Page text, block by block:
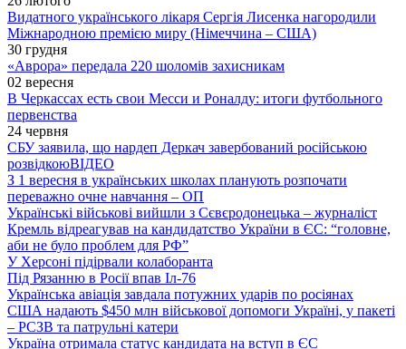
Видатного українського лікаря Сергія Лисенка нагородили
Міжнародною премією миру (Німеччина – США)
30 грудня
«Аврора» передала 220 шоломів захисникам
02 вересня
В Черкассах есть свои Месси и Роналду: итоги футбольного
первенства
24 червня
СБУ заявила, що нардеп Деркач завербований російською
розвідкоюВІДЕО
З 1 вересня в українських школах планують розпочати
переважно очне навчання – ОП
Українські військові вийшли з Сєвєродонецька – журналіст
Кремль відреагував на кандидатство України в ЄС: “головне,
аби не було проблем для РФ”
У Херсоні підірвали колаборанта
Під Рязанню в Росії впав Іл-76
Українська авіація завдала потужних ударів по росіянах
США надають $450 млн військової допомоги Україні, у пакеті
– РСЗВ та патрульні катери
Україна отримала статус кандидата на вступ в ЄС